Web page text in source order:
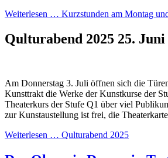
Weiterlesen … Kurzstunden am Montag
Qulturabend 2025 25. Juni
Am Donnerstag 3. Juli öffnen sich die
Kunsttrakt die Werke der Kunstkurse der
Theaterkurs der Stufe Q1 über viel
zur Kunstaustellung ist frei, die
Weiterlesen … Qulturabend 2025